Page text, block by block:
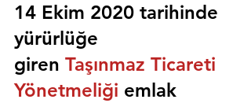
14 Ekim 2020 tarihinde
yürürlüğe
giren Taşınmaz Ticareti
Yönetmeliği emlak